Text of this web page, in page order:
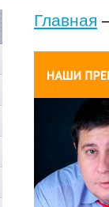
Главная